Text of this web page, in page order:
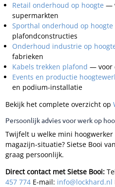
Retail onderhoud op hoogte —
supermarkten
Sporthal onderhoud op hoogte
plafondconstructies
Onderhoud industrie op
fabrieken
Kabels trekken plafond — voor
Events en productie
en podium-installatie
Bekijk het complete overzicht op
Persoonlijk advies voor werk op
Twijfelt u welke mini
magazijn-situatie? Sietse Booi
graag persoonlijk.
Direct contact met Sietse Booi:
457 774E-mail: info@lockhard.nl